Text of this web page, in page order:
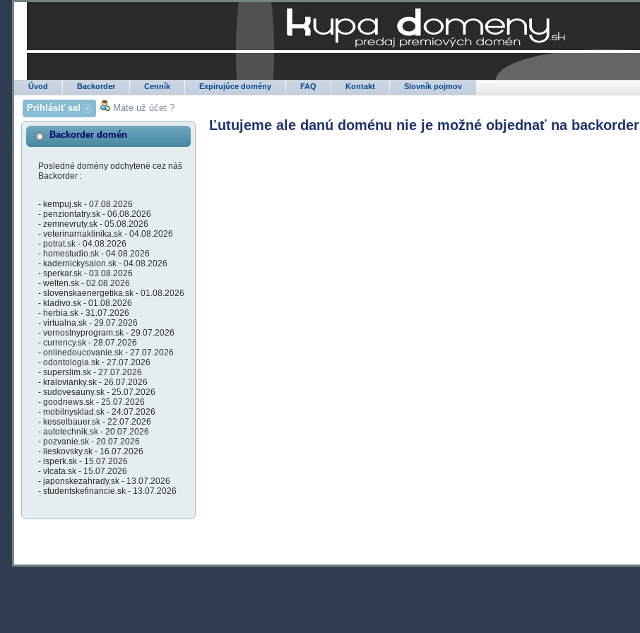
Úvod Backorder Cenník Expirujúce domény FAQ Kontakt Slovník pojmov
Prihlásiť sa! Máte už účet ?
Backorder domén
Posledné domény odchytené cez náš
Backorder :
- kempuj.sk - 07.08.2026
- penziontatry.sk - 06.08.2026
- zemnevruty.sk - 05.08.2026
- veterinarnaklinika.sk - 04.08.2026
- potrat.sk - 04.08.2026
- homestudio.sk - 04.08.2026
- kadernickysalon.sk - 04.08.2026
- sperkar.sk - 03.08.2026
- welten.sk - 02.08.2026
- slovenskaenergetika.sk - 01.08.2026
- kladivo.sk - 01.08.2026
- herbia.sk - 31.07.2026
- virtualna.sk - 29.07.2026
- vernostnyprogram.sk - 29.07.2026
- currency.sk - 28.07.2026
- onlinedoucovanie.sk - 27.07.2026
- odontologia.sk - 27.07.2026
- superslim.sk - 27.07.2026
- kralovianky.sk - 26.07.2026
- sudovesauny.sk - 25.07.2026
- goodnews.sk - 25.07.2026
- mobilnysklad.sk - 24.07.2026
- kesselbauer.sk - 22.07.2026
- autotechnik.sk - 20.07.2026
- pozvanie.sk - 20.07.2026
- lieskovsky.sk - 16.07.2026
- isperk.sk - 15.07.2026
- vlcata.sk - 15.07.2026
- japonskezahrady.sk - 13.07.2026
- studentskefinancie.sk - 13.07.2026
Ľutujeme ale danú doménu nie je možné objednať na backorder